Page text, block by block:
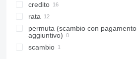
credito
rata
permuta (scambio con pagamento
aggiuntivo)
scambio